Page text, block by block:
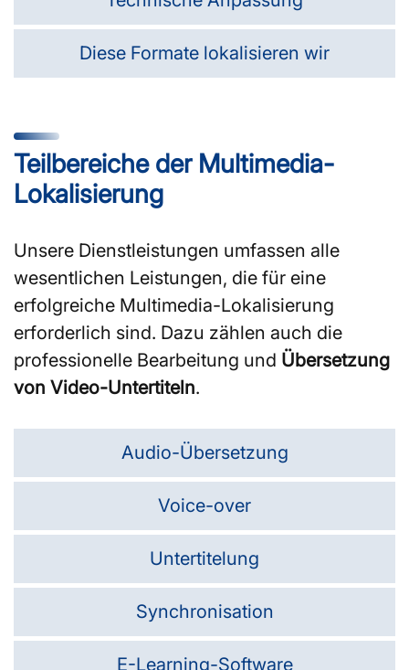
Diese Formate lokalisieren wir
Teilbereiche der Multimedia-
Lokalisierung
Unsere Dienstleistungen umfassen alle
wesentlichen Leistungen, die für eine
erfolgreiche Multimedia-Lokalisierung
erforderlich sind. Dazu zählen auch die
professionelle Bearbeitung und Übersetzung
von Video-Untertiteln.
Audio-Übersetzung
Voice-over
Untertitelung
Synchronisation
E-Learning-Software